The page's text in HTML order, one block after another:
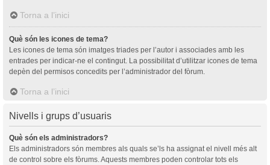
Torna a l’inici
Què són les icones de tema?
Les icones de tema són imatges triades per l’autor i associades amb les
entrades per indicar-ne el contingut. La possibilitat d’utilitzar icones de tema
depèn del permisos concedits per l’administrador del fòrum.
Torna a l’inici
Nivells i grups d’usuaris
Què són els administradors?
Els administradors són membres als quals se’ls ha assignat el nivell més alt
de control sobre els fòrums. Aquests membres poden controlar tots els